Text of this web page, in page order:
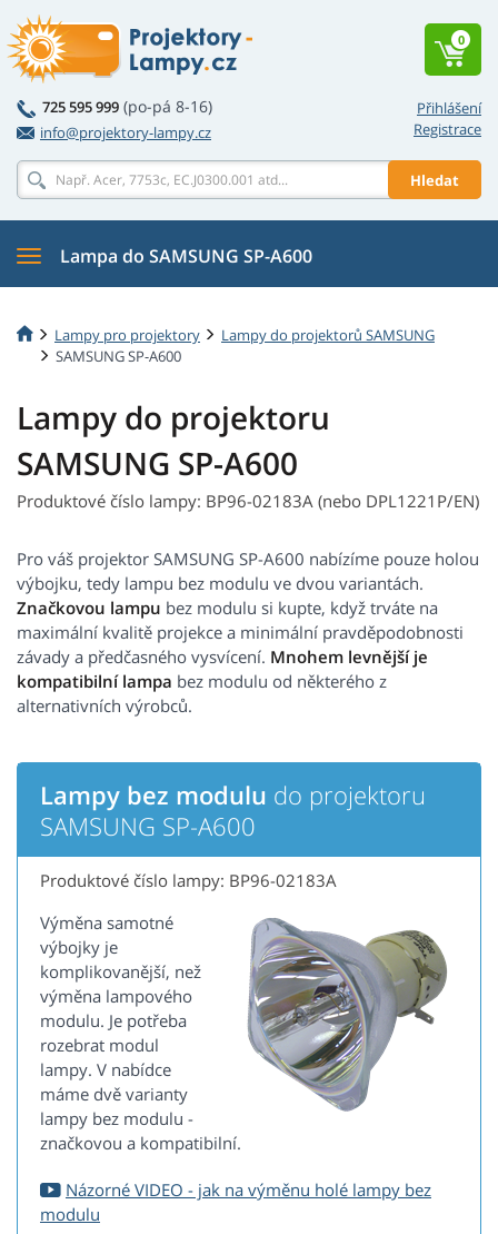
Přihlášení
Registrace
725 595 999 (po-pá 8-16)
info@projektory-lampy.cz
Hledat
0
Lampa do SAMSUNG SP-A600
Lampy pro projektory
Lampy do projektorů SAMSUNG
SAMSUNG SP-A600
Lampy do projektoru
SAMSUNG SP-A600
Produktové číslo lampy: BP96-02183A (nebo DPL1221P/EN)
Pro váš projektor SAMSUNG SP-A600 nabízíme pouze holou
výbojku, tedy lampu bez modulu ve dvou variantách.
Značkovou lampu bez modulu si kupte, když trváte na
maximální kvalitě projekce a minimální pravděpodobnosti
závady a předčasného vysvícení. Mnohem levnější je
kompatibilní lampa bez modulu od některého z
alternativních výrobců.
Lampy bez modulu do projektoru
SAMSUNG SP-A600
Produktové číslo lampy: BP96-02183A
Výměna samotné
výbojky je
komplikovanější, než
výměna lampového
modulu. Je potřeba
rozebrat modul
lampy. V nabídce
máme dvě varianty
lampy bez modulu -
značkovou a kompatibilní.
Názorné VIDEO - jak na výměnu holé lampy bez
modulu